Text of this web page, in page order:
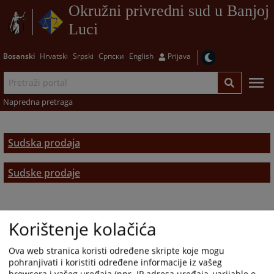
Okružni privredni sud u Banjoj
Luci
Bosanski Hrvatski Srpski Српски English Prijava
Napredna pretraga
Sudska prodaja
Sudske prodaje
Korištenje kolačića
Ova web stranica koristi određene skripte koje mogu
pohranjivati i koristiti određene informacije iz vašeg